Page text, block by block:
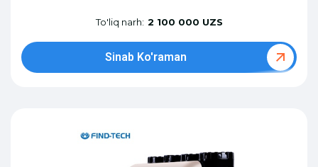
To'liq narh: 2 100 000 UZS
Sinab Ko'raman